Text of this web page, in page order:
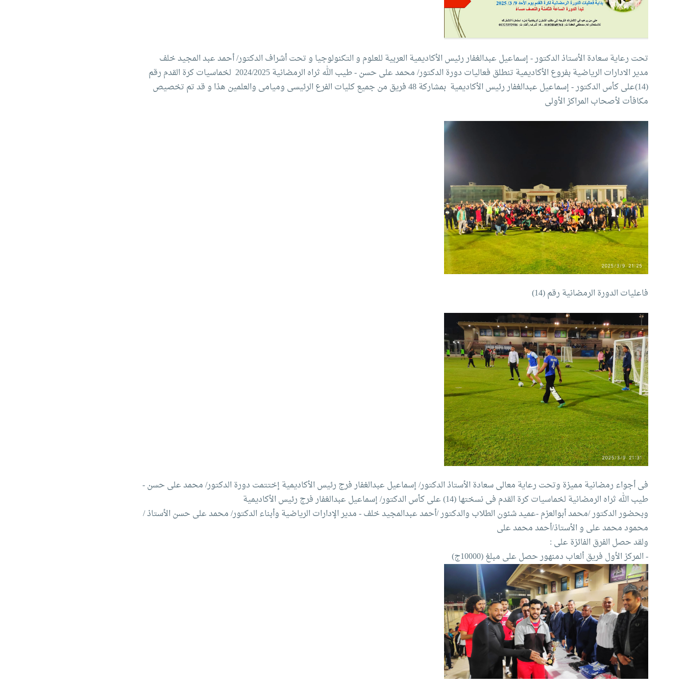
تحت رعاية سعادة الأستاذ الدكتور - إسماعيل عبدالغفار رئيس الأكاديمية العربية للعلوم و التكنولوجيا و تحت أشراف الدكتور/ أحمد عبد المجيد خلف
مدير الادارات الرياضية بفروع الأكاديمية تنطلق فعاليات دورة الدكتور/ محمد على حسن - طيب الله ثراه الرمضانية 2024/2025 لخماسيات كرة القدم رقم
(14)على كأس الدكتور - إسماعيل عبدالغفار رئيس الأكاديمية بمشاركة 48 فريق من جميع كليات الفرع الرئيسى وميامى والعلمين هذا و قد تم تخصيص
مكافأت لأصحاب المراكز الأولى
فاعليات الدورة الرمضانية رقم (14)
فى أجواء رمضانية مميزة وتحت رعاية معالى سعادة الأستاذ الدكتور/ إسماعيل عبدالغفار فرج رئيس الأكاديمية إختتمت دورة الدكتور/ محمد على حسن -
طيب الله ثراه الرمضانية لخماسيات كرة القدم فى نسختها (14) على كأس الدكتور/ إسماعيل عبدالغفار فرج رئيس الأكاديمية
وبحضور الدكتور /محمد أبوالعزم -عميد شئون الطلاب والدكتور /أحمد عبدالمجيد خلف - مدير الإدارات الرياضية وأبناء الدكتور/ محمد على حسن الأستاذ /
محمود محمد على و الأستاذ/أحمد محمد على
ولقد حصل الفرق الفائزة على :
- المركز الأول فريق ألعاب دمنهور حصل على مبلغ (10000ج)